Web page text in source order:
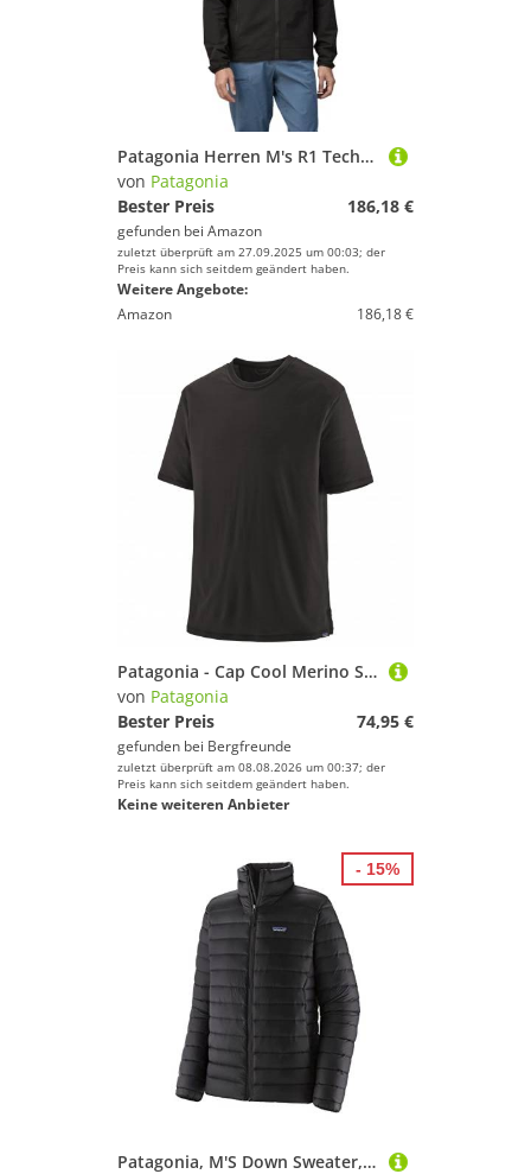
Patagonia Herren M's R1 Techface Hoody Jacke, schwarz, S
von Patagonia
Bester Preis
186,18 €
gefunden bei Amazon
zuletzt überprüft am 27.09.2025 um 00:03; der
Preis kann sich seitdem geändert haben.
Weitere Angebote:
Amazon
186,18 €
Patagonia - Cap Cool Merino Shirt - Merinoshirt Gr XL schwarz
von Patagonia
Bester Preis
74,95 €
gefunden bei Bergfreunde
zuletzt überprüft am 08.08.2026 um 00:37; der
Preis kann sich seitdem geändert haben.
Keine weiteren Anbieter
Patagonia, M'S Down Sweater, Jacke, Schwarz, L, Mann
- 15%